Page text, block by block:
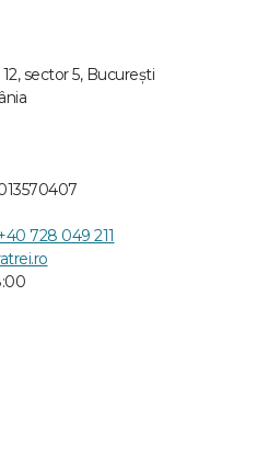
sector 5, București
728 049 211